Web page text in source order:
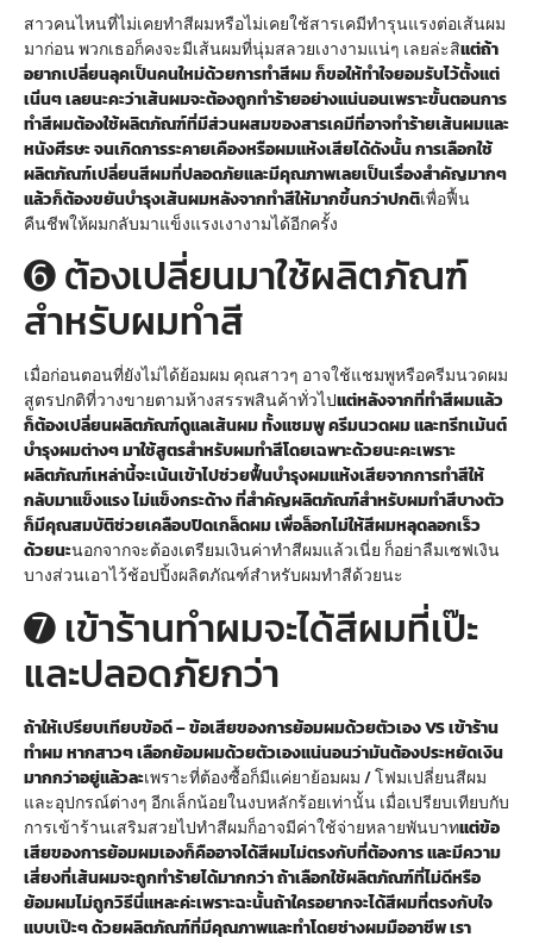
สาวคนไหนที่ไม่เคยทำสีผมหรือไม่เคยใช้สารเคมีทำรุนแรงต่อเส้นผม
มาก่อน พวกเธอก็คงจะมีเส้นผมที่นุ่มสลวยเงางามแน่ๆ เลยล่ะสิแต่ถ้า
อยากเปลี่ยนลุคเป็นคนใหม่ด้วยการทำสีผม ก็ขอให้ทำใจยอมรับไว้ตั้งแต่
เนิ่นๆ เลยนะคะว่าเส้นผมจะต้องถูกทำร้ายอย่างแน่นอนเพราะขั้นตอนการ
ทำสีผมต้องใช้ผลิตภัณฑ์ที่มีส่วนผสมของสารเคมีที่อาจทำร้ายเส้นผมและ
หนังศีรษะ จนเกิดการระคายเคืองหรือผมแห้งเสียได้ดังนั้น การเลือกใช้
ผลิตภัณฑ์เปลี่ยนสีผมที่ปลอดภัยและมีคุณภาพเลยเป็นเรื่องสำคัญมากๆ
แล้วก็ต้องขยันบำรุงเส้นผมหลังจากทำสีให้มากขึ้นกว่าปกติเพื่อฟื้น
คืนชีพให้ผมกลับมาแข็งแรงเงางามได้อีกครั้ง
➏ ต้องเปลี่ยนมาใช้ผลิตภัณฑ์
สำหรับผมทำสี
เมื่อก่อนตอนที่ยังไม่ได้ย้อมผม คุณสาวๆ อาจใช้แชมพูหรือครีมนวดผม
สูตรปกติที่วางขายตามห้างสรรพสินค้าทั่วไปแต่หลังจากที่ทำสีผมแล้ว
ก็ต้องเปลี่ยนผลิตภัณฑ์ดูแลเส้นผม ทั้งแชมพู ครีมนวดผม และทรีทเม้นต์
บำรุงผมต่างๆ มาใช้สูตรสำหรับผมทำสีโดยเฉพาะด้วยนะคะเพราะ
ผลิตภัณฑ์เหล่านี้จะเน้นเข้าไปช่วยฟื้นบำรุงผมแห้งเสียจากการทำสีให้
กลับมาแข็งแรง ไม่แข็งกระด้าง ที่สำคัญผลิตภัณฑ์สำหรับผมทำสีบางตัว
ก็มีคุณสมบัติช่วยเคลือบปิดเกล็ดผม เพื่อล็อกไม่ให้สีผมหลุดลอกเร็ว
ด้วยนะนอกจากจะต้องเตรียมเงินค่าทำสีผมแล้วเนี่ย ก็อย่าลืมเซฟเงิน
บางส่วนเอาไว้ช้อปปิ้งผลิตภัณฑ์สำหรับผมทำสีด้วยนะ
➐ เข้าร้านทำผมจะได้สีผมที่เป๊ะ
และปลอดภัยกว่า
ถ้าให้เปรียบเทียบข้อดี – ข้อเสียของการย้อมผมด้วยตัวเอง VS เข้าร้าน
ทำผม หากสาวๆ เลือกย้อมผมด้วยตัวเองแน่นอนว่ามันต้องประหยัดเงิน
มากกว่าอยู่แล้วละเพราะที่ต้องซื้อก็มีแค่ยาย้อมผม / โฟมเปลี่ยนสีผม
และอุปกรณ์ต่างๆ อีกเล็กน้อยในงบหลักร้อยเท่านั้น เมื่อเปรียบเทียบกับ
การเข้าร้านเสริมสวยไปทำสีผมก็อาจมีค่าใช้จ่ายหลายพันบาทแต่ข้อ
เสียของการย้อมผมเองก็คืออาจได้สีผมไม่ตรงกับที่ต้องการ และมีความ
เสี่ยงที่เส้นผมจะถูกทำร้ายได้มากกว่า ถ้าเลือกใช้ผลิตภัณฑ์ที่ไม่ดีหรือ
ย้อมผมไม่ถูกวิธีนี่แหละค่ะเพราะฉะนั้นถ้าใครอยากจะได้สีผมที่ตรงกับใจ
แบบเป๊ะๆ ด้วยผลิตภัณฑ์ที่มีคุณภาพและทำโดยช่างผมมืออาชีพ เรา